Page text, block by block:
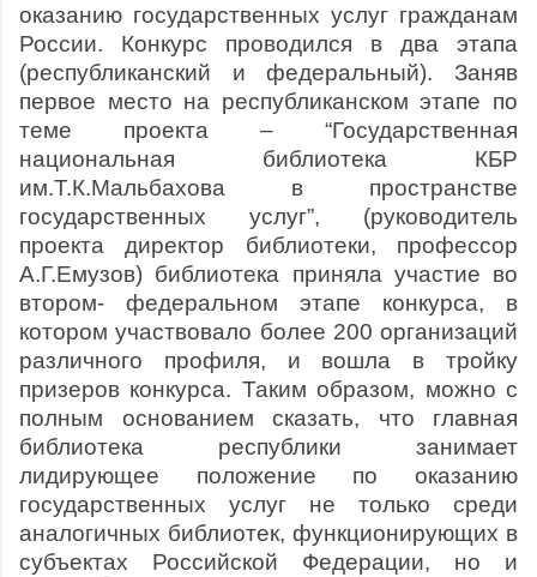
оказанию государственных услуг гражданам
России. Конкурс проводился в два этапа
(республиканский и федеральный). Заняв
первое место на республиканском этапе по
теме проекта – “Государственная
национальная библиотека КБР
им.Т.К.Мальбахова в пространстве
государственных услуг”, (руководитель
проекта директор библиотеки, профессор
А.Г.Емузов) библиотека приняла участие во
втором- федеральном этапе конкурса, в
котором участвовало более 200 организаций
различного профиля, и вошла в тройку
призеров конкурса. Таким образом, можно с
полным основанием сказать, что главная
библиотека республики занимает
лидирующее положение по оказанию
государственных услуг не только среди
аналогичных библиотек, функционирующих в
субъектах Российской Федерации, но и